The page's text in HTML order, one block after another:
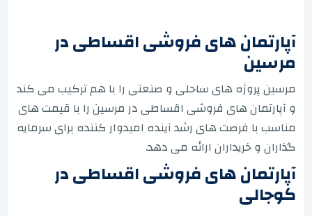
آپارتمان های فروشی اقساطی در
مرسین
مرسین پروژه های ساحلی و صنعتی را با هم ترکیب می کند
و آپارتمان های فروشی اقساطی در مرسین را با قیمت های
مناسب با فرصت های رشد آینده امیدوار کننده برای سرمایه
گذاران و خریداران ارائه می دهد.
آپارتمان های فروشی اقساطی در
کوجالی